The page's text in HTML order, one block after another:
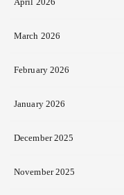
March 2026
February 2026
January 2026
December 2025
November 2025